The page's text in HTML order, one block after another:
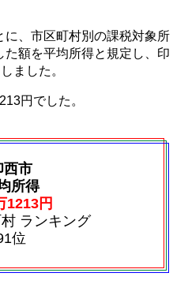
、市区町村別の課税対象所
額を平均所得と規定し、印
ました。
円でした。
西市
所得
1213円
ランキング
位